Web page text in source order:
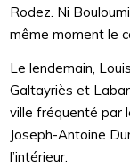
Rodez. Ni
même moment le
Le lendemain,
Galtayriès et
ville fréquenté par
Joseph-Antoine
l’intérieur.